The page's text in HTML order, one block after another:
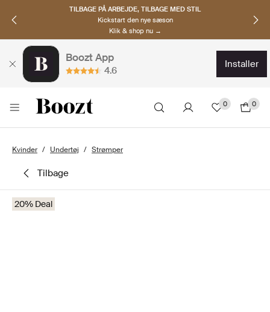
TILBAGE PÅ ARBEJDE, TILBAGE MED STIL
Kickstart den nye sæson
Klik & shop nu →
Boozt App
4.6
installer
0 0
Kvinder Undertøj Strømper
tilbage
20% Deal